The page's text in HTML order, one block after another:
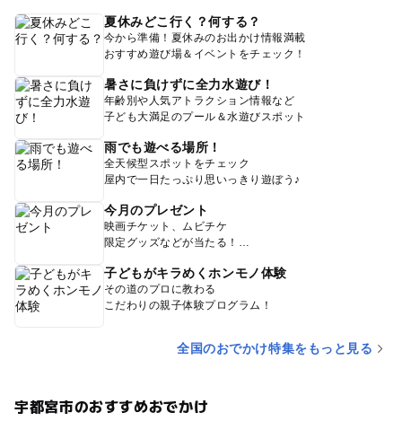
夏休みどこ行く？何する？
今から準備！夏休みのお出かけ情報満載
おすすめ遊び場＆イベントをチェック！
暑さに負けずに全力水遊び！
年齢別や人気アトラクション情報など
子ども大満足のプール＆水遊びスポット
雨でも遊べる場所！
全天候型スポットをチェック
屋内で一日たっぷり思いっきり遊ぼう♪
今月のプレゼント
映画チケット、ムビチケ
限定グッズなどが当たる！
子どもがキラめくホンモノ体験
その道のプロに教わる
こだわりの親子体験プログラム！
全国のおでかけ特集をもっと見る
宇都宮市のおすすめおでかけ